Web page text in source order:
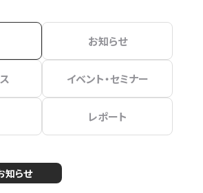
お知らせ
イベント・セミナー
レポート
知らせ